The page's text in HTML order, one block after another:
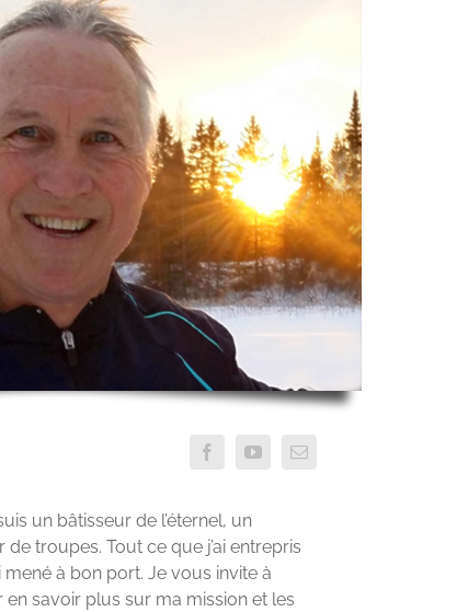
un bâtisseur de l’éternel, un
troupes. Tout ce que j’ai entrepris
mené à bon port. Je vous invite à
savoir plus sur ma mission et les